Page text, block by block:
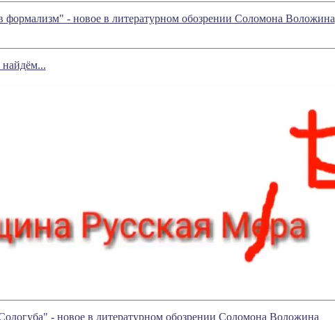
- новое в литературном обозрении Соломона Воложина
- новое в литературном обозрении Соломона Воложина